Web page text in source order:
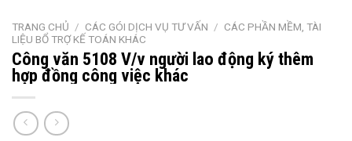
TRANG CHỦ / CÁC GÓI DỊCH VỤ TƯ VẤN / CÁC PHẦN MỀM, TÀI
LIỆU BỔ TRỢ KẾ TOÁN KHÁC
Công văn 5108 V/v người lao động ký thêm
hợp đồng công việc khác